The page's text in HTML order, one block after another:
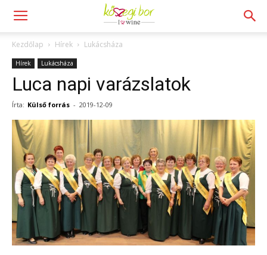
Kezdőlap Hírek Lukácsháza
Hírek Lukácsháza
Luca napi varázslatok
Írta: Külső forrás - 2019-12-09